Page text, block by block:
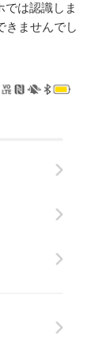
では認識しま
きませんでし